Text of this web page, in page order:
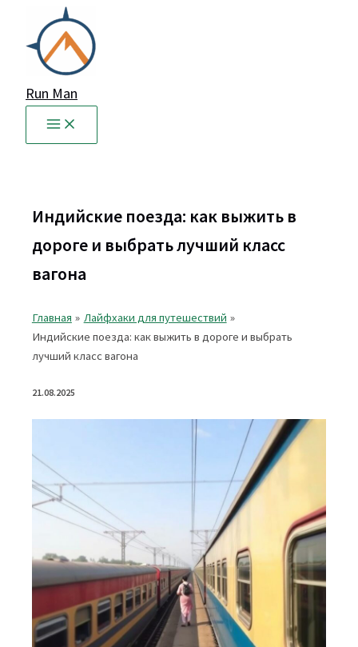
содержимому
Run Man
Индийские поезда: как выжить в
дороге и выбрать лучший класс
вагона
Главная
Лайфхаки для путешествий
Индийские поезда: как выжить в дороге и выбрать
лучший класс вагона
21.08.2025